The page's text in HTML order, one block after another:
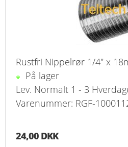
ENTREPENØRARBEJDE- &
BEFÆSTIGELSE
BESPÆNDING, GUMMIDELE M.M.
BEARBEJDNING, MONTAGE &
MATERIEL HÅNDTERING
Rustfri Nippelrør 1/4" x
På lager
Lev. Normalt 1 - 3
Varenummer: RGF-
24,00 DKK